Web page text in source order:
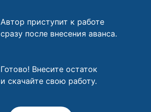
Автор приступит к работе
сразу после внесения аванса.
Готово! Внесите остаток
и скачайте свою работу.